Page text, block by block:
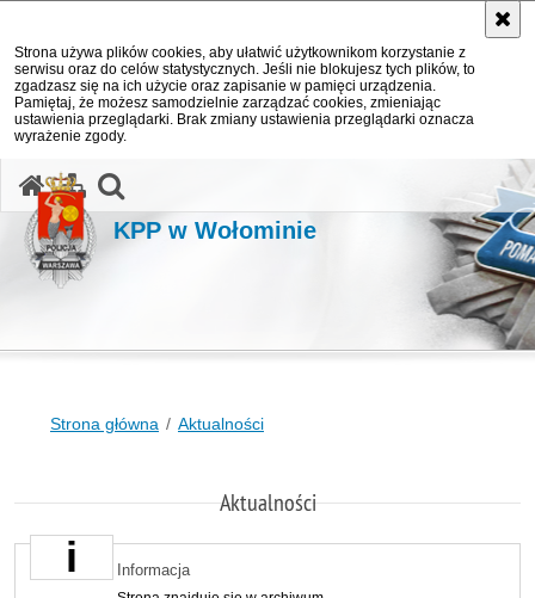
Strona używa plików cookies, aby ułatwić użytkownikom korzystanie z
serwisu oraz do celów statystycznych. Jeśli nie blokujesz tych plików, to
zgadzasz się na ich użycie oraz zapisanie w pamięci urządzenia.
Pamiętaj, że możesz samodzielnie zarządzać cookies, zmieniając
ustawienia przeglądarki. Brak zmiany ustawienia przeglądarki oznacza
wyrażenie zgody.
KPP w Wołominie
Strona główna Aktualności
Aktualności
Informacja